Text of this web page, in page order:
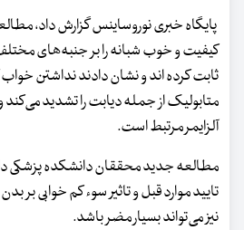
پایگاه خبری نوروساینس گزارش داد،
کیفیت و خوب شبانه را بر جنبه‌های
ثابت کرده اند و نشان دادند نداشتن خواب
متابولیک از جمله دیابت را تشدید می‌کند و
آلزایمر مرتبط است.
مطالعه جدید محققان دانشکده پزشکی
تایید موارد قبل و تاثیر سوء کم خوابی بر
نیز می‌تواند بسیار مضر باشد.